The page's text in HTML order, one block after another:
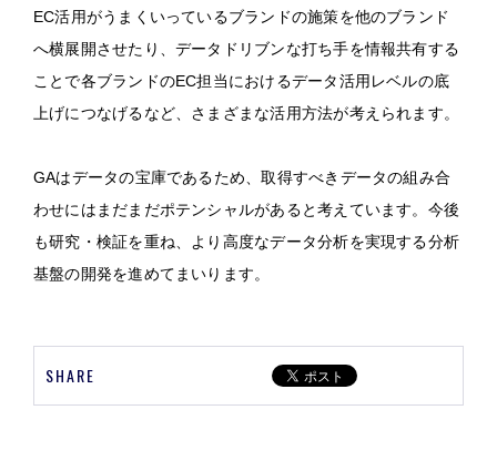
EC活用がうまくいっているブランドの施策を他のブランド
へ横展開させたり、データドリブンな打ち手を情報共有する
ことで各ブランドのEC担当におけるデータ活用レベルの底
上げにつなげるなど、さまざまな活用方法が考えられます。
GAはデータの宝庫であるため、取得すべきデータの組み合
わせにはまだまだポテンシャルがあると考えています。今後
も研究・検証を重ね、より高度なデータ分析を実現する分析
基盤の開発を進めてまいります。
SHARE